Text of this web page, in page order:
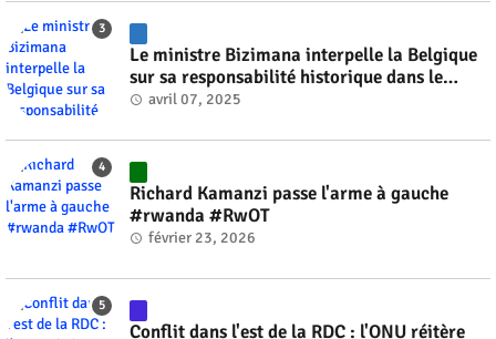
Le ministre Bizimana interpelle la Belgique
sur sa responsabilité historique dans le
génocide #rwanda #RwOT
avril 07, 2025
Richard Kamanzi passe l'arme à gauche
#rwanda #RwOT
février 23, 2026
Conflit dans l'est de la RDC : l'ONU réitère